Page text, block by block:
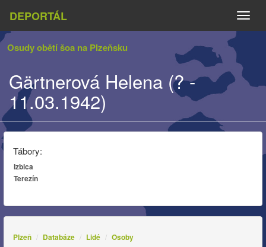
DEPORTÁL
Osudy obětí šoa na Plzeňsku
Gärtnerová Helena (? -
11.03.1942)
Tábory:
Izbica
Terezín
Plzeň Databáze Lidé Osoby